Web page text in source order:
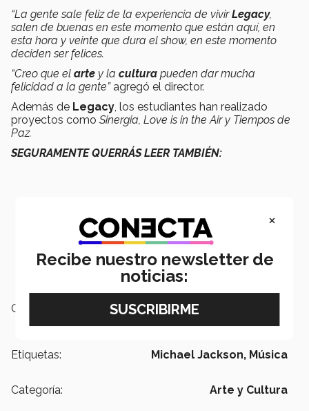
“La gente sale feliz de la experiencia de vivirLegacy,
salen de buenas en este momento que están aquí, en
esta hora y veinte que dura el show, en este momento
deciden ser felices.
“Creo que el arte y la cultura pueden dar mucha
felicidad a la gente” agregó el director.
Además de Legacy, los estudiantes han realizado
proyectos como Sinergia, Love is in the Air y Tiempos de
Paz.
SEGURAMENTE QUERRÁS LEER TAMBIÉN:
Campus: Ciudad de México
Etiquetas: Michael Jackson, Música
Categoría: Arte y Cultura
×
Recibe nuestro newsletter de
noticias: